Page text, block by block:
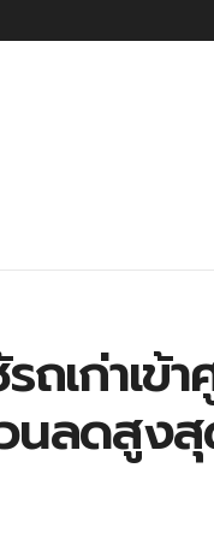
เก่าเข้
นลดสูง